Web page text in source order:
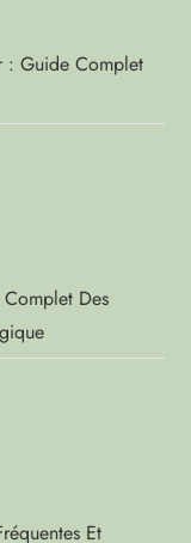
: Guide Complet
Des
Et